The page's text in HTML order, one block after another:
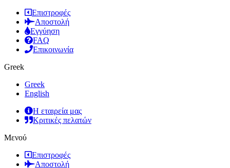
Επιστροφές
Αποστολή
Εγγύηση
FAQ
Επικοινωνία
Greek
Greek
English
Η εταιρεία μας
Κριτικές πελατών
Μενού
Επιστροφές
Αποστολή